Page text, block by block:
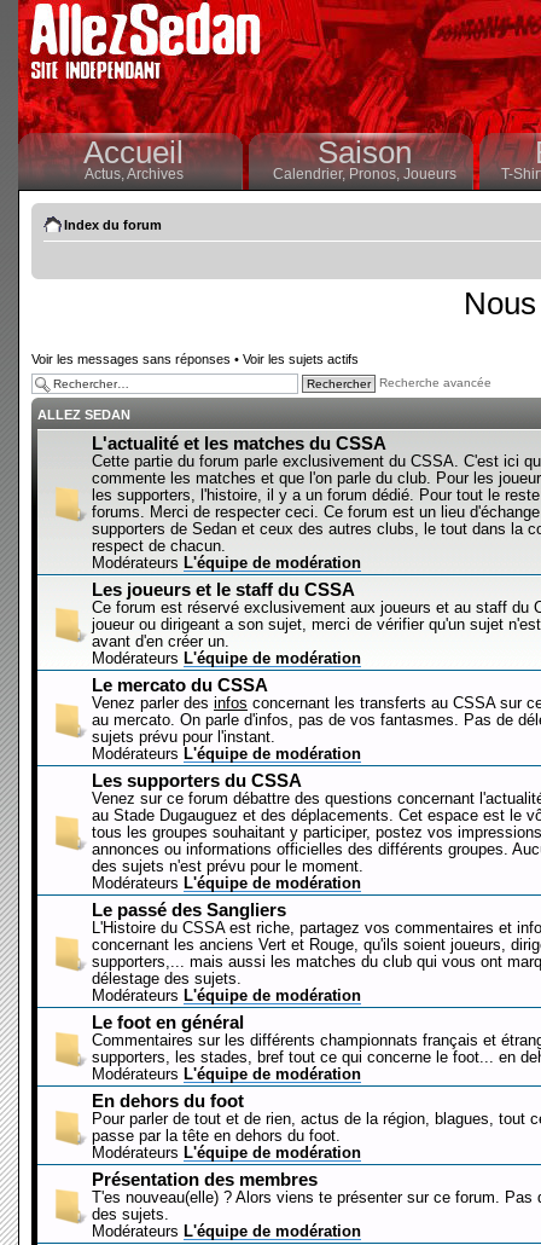
Accueil
Actus,Archives
Saison
Calendrier,Pronos, Joueurs T-
Index du forum
Voir les messages sans réponses • Voir les sujets actifs
Recherche avancée
ALLEZ SEDAN
L'actualité et les matches du CSSA
Cette partie du forum parle exclusivement du CSSA. C'est ici
commente les matches et que l'on parle du club. Pour les
les supporters, l'histoire, il y a un forum dédié. Pour tout le
forums. Merci de respecter ceci. Ce forum est un lieu
supporters de Sedan et ceux des autres clubs, le tout dans la
respect de chacun.
Modérateurs L'équipe de modération
Les joueurs et le staff du CSSA
Ce forum est réservé exclusivement aux joueurs et au staff du
joueur ou dirigeant a son sujet, merci de vérifier qu'un sujet
avant d'en créer un.
Modérateurs L'équipe de modération
Le mercato du CSSA
Venez parler des infos concernant les transferts au CSSA sur
au mercato. On parle d'infos, pas de vos fantasmes. Pas de
sujets prévu pour l'instant.
Modérateurs L'équipe de modération
Les supporters du CSSA
Venez sur ce forum débattre des questions concernant
au Stade Dugauguez et des déplacements. Cet espace est le
tous les groupes souhaitant y participer, postez vos
annonces ou informations officielles des différents groupes.
des sujets n'est prévu pour le moment.
Modérateurs L'équipe de modération
Le passé des Sangliers
L'Histoire du CSSA est riche, partagez vos commentaires et
concernant les anciens Vert et Rouge, qu'ils soient joueurs,
supporters,... mais aussi les matches du club qui vous ont
délestage des sujets.
Modérateurs L'équipe de modération
Le foot en général
Commentaires sur les différents championnats français et
supporters, les stades, bref tout ce qui concerne le foot... en
Modérateurs L'équipe de modération
En dehors du foot
Pour parler de tout et de rien, actus de la région, blagues, tout
passe par la tête en dehors du foot.
Modérateurs L'équipe de modération
Présentation des membres
T'es nouveau(elle) ? Alors viens te présenter sur ce forum. Pas
des sujets.
Modérateurs L'équipe de modération